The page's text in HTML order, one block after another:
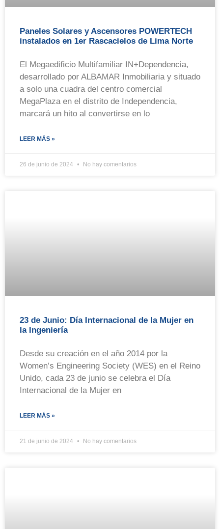
Paneles Solares y Ascensores POWERTECH
instalados en 1er Rascacielos de Lima Norte
El Megaedificio Multifamiliar IN+Dependencia,
desarrollado por ALBAMAR Inmobiliaria y situado
a solo una cuadra del centro comercial
MegaPlaza en el distrito de Independencia,
marcará un hito al convertirse en lo
LEER MÁS »
26 de junio de 2024 No hay comentarios
23 de Junio: Día Internacional de la Mujer en
la Ingeniería
Desde su creación en el año 2014 por la
Women’s Engineering Society (WES) en el Reino
Unido, cada 23 de junio se celebra el Día
Internacional de la Mujer en
LEER MÁS »
21 de junio de 2024 No hay comentarios